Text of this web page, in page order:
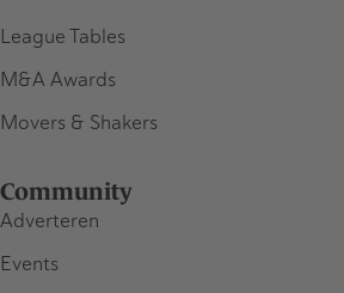
League Tables
M&A Awards
Movers & Shakers
Community
Adverteren
Events